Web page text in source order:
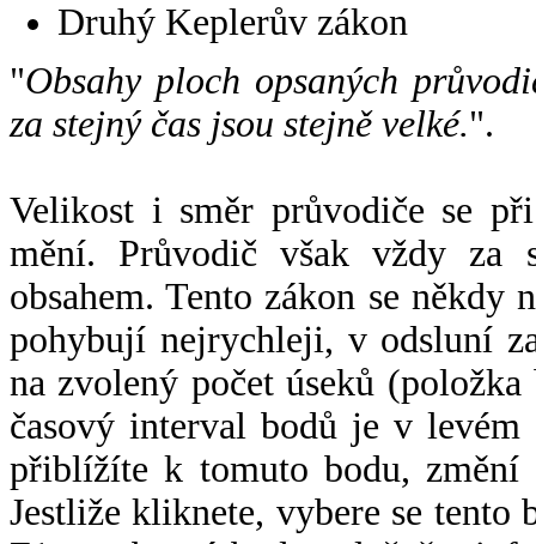
Druhý Keplerův zákon
"Obsahy ploch opsaných
za stejný čas jsou stejně velké.".
Velikost i směr průvodiče se
mění. Průvodič však vždy za
obsahem. Tento zákon se někdy
pohybují nejrychleji, v odsluní
na zvolený počet úseků
časový interval bodů je v
přiblížíte k tomuto bodu,
Jestliže kliknete, vybere se tento